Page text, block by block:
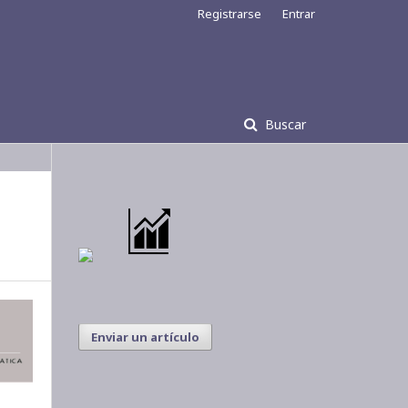
Buscar
Registrarse Entrar
Enviar un artículo